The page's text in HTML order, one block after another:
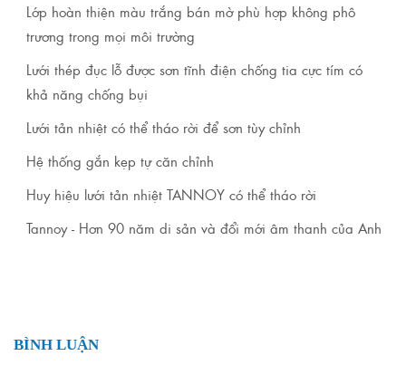
Lớp hoàn thiện màu trắng bán mờ phù hợp không phô
trương trong mọi môi trường
Lưới thép đục lỗ được sơn tĩnh điện chống tia cực tím có
khả năng chống bụi
Lưới tản nhiệt có thể tháo rời để sơn tùy chỉnh
Hệ thống gắn kẹp tự căn chỉnh
Huy hiệu lưới tản nhiệt TANNOY có thể tháo rời
Tannoy - Hơn 90 năm di sản và đổi mới âm thanh của Anh
BÌNH LUẬN